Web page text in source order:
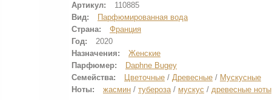
Артикул:
110885
Вид:
Парфюмированная вода
Страна:
Франция
Год:
2020
Назначения:
Женские
Парфюмер:
Daphne Bugey
Семейства:
Цветочные / Древесные / Мускусные
Ноты:
жасмин / тубероза/ мускус / древесные ноты